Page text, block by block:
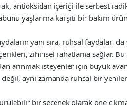
antioksidan içeriği ile serbest
yaşlanma karşıtı bir bakım
yanı sıra, ruhsal faydaları da
zihinsel rahatlama sağlar.
arınmak isteyenler için büyük
aynı zamanda ruhsal bir
bir seçenek olarak öne